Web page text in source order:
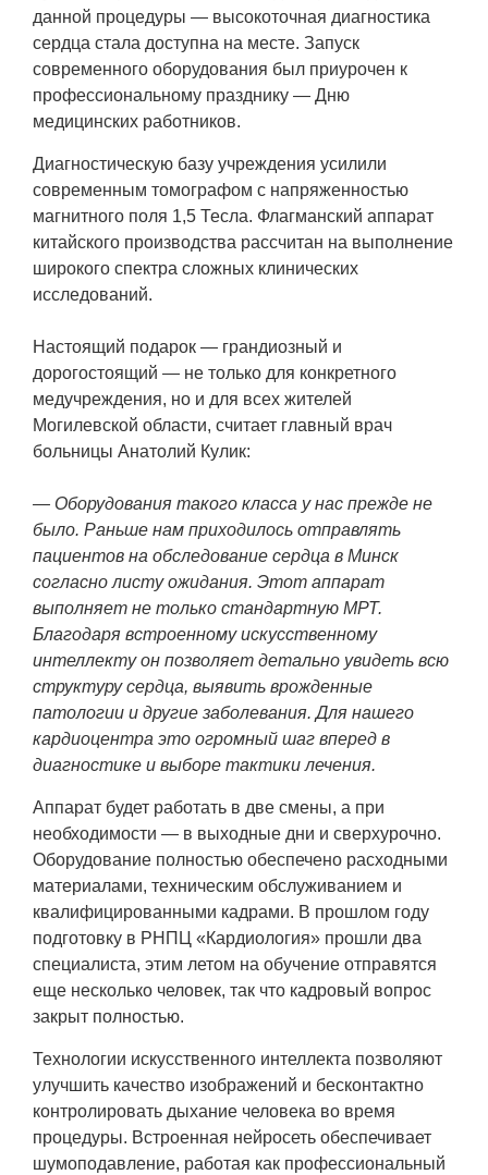
данной процедуры — высокоточная диагностика
сердца стала доступна на месте. Запуск
современного оборудования был приурочен к
профессиональному празднику — Дню
медицинских работников.
Диагностическую базу учреждения усилили
современным томографом с напряженностью
магнитного поля 1,5 Тесла. Флагманский аппарат
китайского производства рассчитан на выполнение
широкого спектра сложных клинических
исследований.
Настоящий подарок — грандиозный и
дорогостоящий — не только для конкретного
медучреждения, но и для всех жителей
Могилевской области, считает главный врач
больницы Анатолий Кулик:
— Оборудования такого класса у нас прежде не
было. Раньше нам приходилось отправлять
пациентов на обследование сердца в Минск
согласно листу ожидания. Этот аппарат
выполняет не только стандартную МРТ.
Благодаря встроенному искусственному
интеллекту он позволяет детально увидеть всю
структуру сердца, выявить врожденные
патологии и другие заболевания. Для нашего
кардиоцентра это огромный шаг вперед в
диагностике и выборе тактики лечения.
Аппарат будет работать в две смены, а при
необходимости — в выходные дни и сверхурочно.
Оборудование полностью обеспечено расходными
материалами, техническим обслуживанием и
квалифицированными кадрами. В прошлом году
подготовку в РНПЦ «Кардиология» прошли два
специалиста, этим летом на обучение отправятся
еще несколько человек, так что кадровый вопрос
закрыт полностью.
Технологии искусственного интеллекта позволяют
улучшить качество изображений и бесконтактно
контролировать дыхание человека во время
процедуры. Встроенная нейросеть обеспечивает
шумоподавление, работая как профессиональный